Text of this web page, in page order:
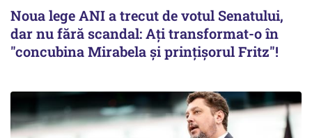
Noua lege ANI a trecut de votul Senatului,
dar nu fără scandal: Ați transformat-o în
"concubina Mirabela şi prinţişorul Fritz"!